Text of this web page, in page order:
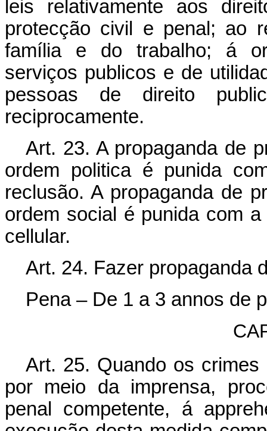
leis relativamente aos
protecção civil e penal; ao
família e do trabalho; á
serviços publicos e de
pessoas de direito
reciprocamente.
Art. 23. A propaganda de
ordem politica é punida
reclusão. A propaganda de
ordem social é punida com
cellular.
Art. 24. Fazer propaganda
Pena – De 1 a 3 annos de
Art. 25. Quando os
por meio da imprensa,
penal competente, á